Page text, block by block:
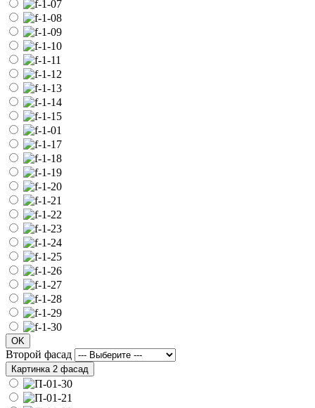
OK
Второй фасад
Картинка 2 фасад